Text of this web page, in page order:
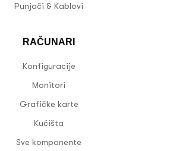
Punjači & Kablovi
RAČUNARI
Konfiguracije
Monitori
Grafičke karte
Kućišta
Sve komponente